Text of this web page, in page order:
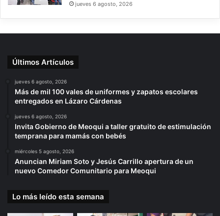
jueves 6 agosto, 2026
Últimos Artículos
jueves 6 agosto, 2026
Más de mil 100 vales de uniformes y zapatos escolares
entregados en Lázaro Cárdenas
jueves 6 agosto, 2026
Invita Gobierno de Meoqui a taller gratuito de estimulación
temprana para mamás con bebés
miércoles 5 agosto, 2026
Anuncian Miriam Soto y Jesús Carrillo apertura de un
nuevo Comedor Comunitario para Meoqui
Lo más leído esta semana